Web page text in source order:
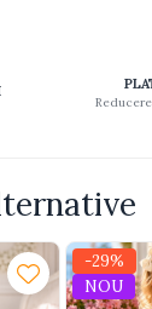
-29%
NOU